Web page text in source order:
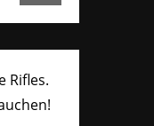
Rifles.